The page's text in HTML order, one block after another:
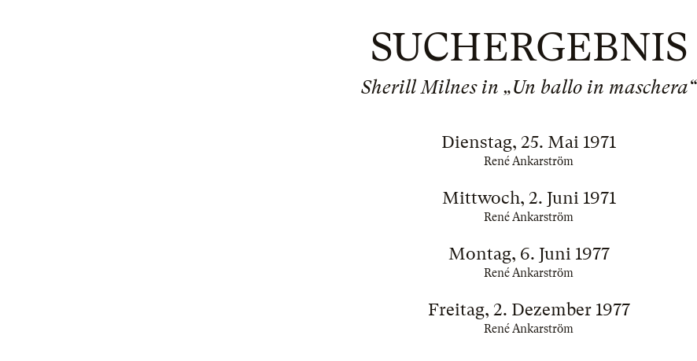
SUCHERGEBNIS
Sherill Milnes in „Un ballo in maschera“
Dienstag, 25. Mai 1971
René Ankarström
Mittwoch, 2. Juni 1971
René Ankarström
Montag, 6. Juni 1977
René Ankarström
Freitag, 2. Dezember 1977
René Ankarström